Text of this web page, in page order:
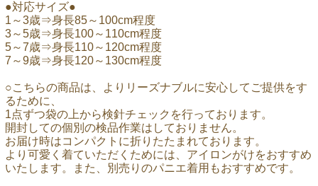
●対応サイズ●
1～3歳⇒身長85～100cm程度
3～5歳⇒身長100～110cm程度
5～7歳⇒身長110～120cm程度
7～9歳⇒身長120～130cm程度
○こちらの商品は、よりリーズナブルに安心してご提供をす
るために、
1点ずつ袋の上から検針チェックを行っております。
開封しての個別の検品作業はしておりません。
お届け時はコンパクトに折りたたまれております。
より可愛く着ていただくためには、アイロンがけをおすすめ
いたします。また、別売りのパニエ着用もおすすめです。